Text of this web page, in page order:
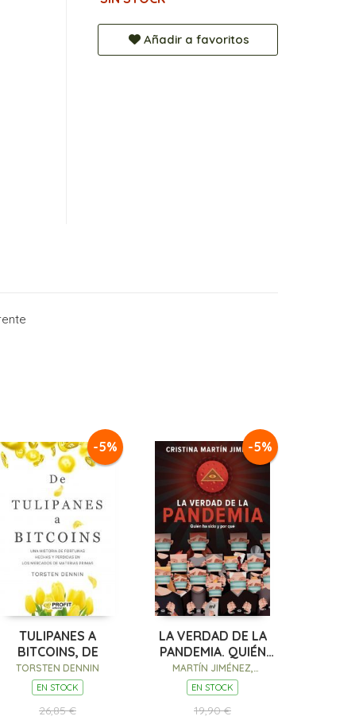
Añadir a favoritos
-5%
TULIPANES A
BITCOINS, DE
TORSTEN DENNIN
EN STOCK
26,85 €
-5%
LA VERDAD DE LA
PANDEMIA. QUIÉN
HA SIDO Y POR QUÉ
MARTÍN JIMÉNEZ,
CRISTINA
EN STOCK
19,90 €